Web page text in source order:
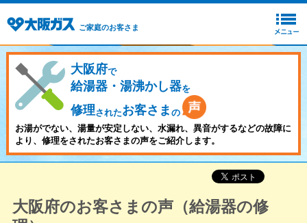
ご家庭のお客さま
大阪府で
給湯器・湯沸かし器を
修理されたお客さま の
お湯がでない、湯量が安定しない、水漏れ、異音がするなどの故障に
より、修理をされたお客さまの声をご紹介します。
大阪府のお客さまの声（給湯器の修